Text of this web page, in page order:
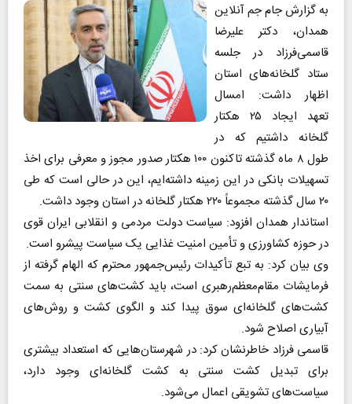
به گزارش جام جم آنلاین
همدان، دکتر علیرضا
قاسمی‌فرزاد در جلسه‌
ستاد گلخانه‌های استان
اظهار داشت: امسال
تعهد ایجاد ۲۵ هکتار
گلخانه داشتیم که در
طول ۸ ماه گذشته تاکنون ۱۰۰ هکتار صدور مجوز و معرفی برای اخذ
تسهیلات بانکی در این زمینه داشته‌ایم، این در حالی است که طی
۲۰ سال گذشته مجموعاً ۲۲۰ هکتار گلخانه در استان وجود داشت.
استاندار همدان افزود: سیاست دولت مردمی و انقلابی ایران قوی
در حوزه کشاورزی و تأمین امنیت غذایی یک سیاست پیشرو است.
وی بیان کرد: به تبع تأکیدات رئیس‌جمهور محترم که الهام گرفته از
فرمایشات مقام‌معظم‌رهبری است، باید کشت‌های سنتی به سمت
کشت‌های گلخانه‌ای سوق پیدا کند و الگوی کشت و روش‌های
آبیاری اصلاح شود.
قاسمی فرزاد خاطرنشان کرد: در شهرستان‌هایی که استعداد بیشتری
برای تبدیل کشت سنتی به کشت گلخانه‌ای وجود دارد،
سیاست‌های تشویقی اعمال می‌شود.